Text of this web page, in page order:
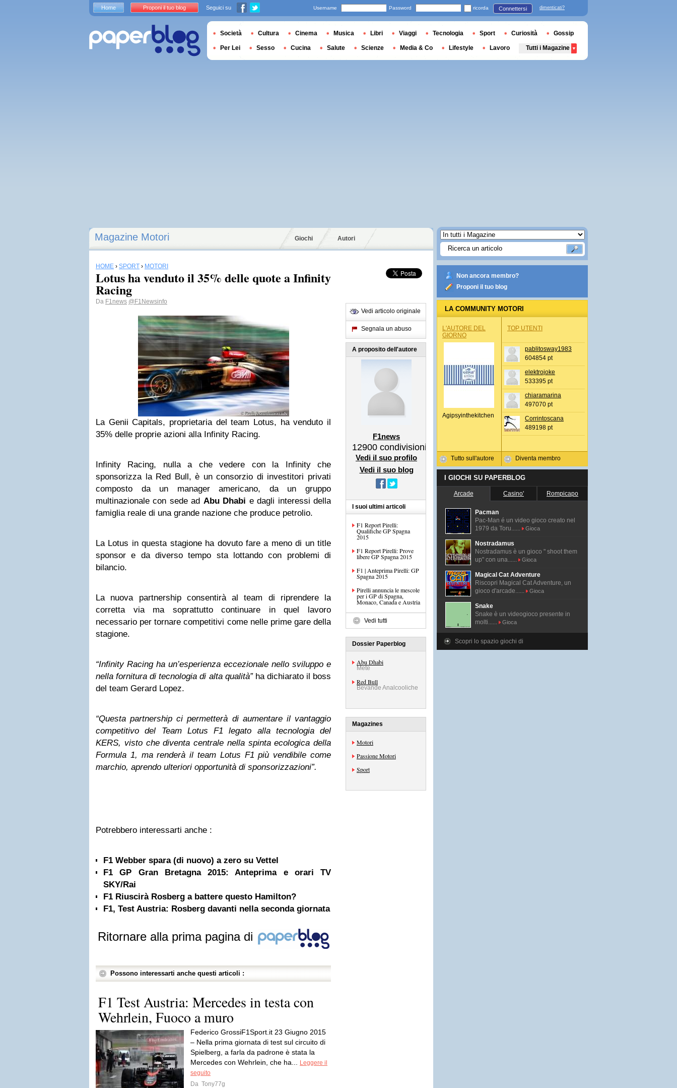
Magazine Motori Giochi Autori
HOME › SPORT › MOTORI
Lotus ha venduto il 35% delle quote a Infinity
Racing
Da F1news @F1Newsinfo
La Genii Capitals, proprietaria del team Lotus, ha venduto il
35% delle proprie azioni alla Infinity Racing.
Infinity Racing, nulla a che vedere con la Infinity che
sponsorizza la Red Bull, è un consorzio di investitori privati
composto da un manager americano, da un gruppo
multinazionale con sede ad Abu Dhabi e dagli interessi della
famiglia reale di una grande nazione che produce petrolio.
La Lotus in questa stagione ha dovuto fare a meno di un title
sponsor e da diverso tempo sta lottando con problemi di
bilancio.
La nuova partnership consentirà al team di riprendere la
corretta via ma soprattutto continuare in quel lavoro
necessario per tornare competitivi come nelle prime gare della
stagione.
“Infinity Racing ha un’esperienza eccezionale nello sviluppo e
nella fornitura di tecnologia di alta qualità”ha dichiarato il boss
del team Gerard Lopez.
“Questa partnership ci permetterà di aumentare il vantaggio
competitivo del Team Lotus F1 legato alla tecnologia del
KERS, visto che diventa centrale nella spinta ecologica della
Formula 1, ma renderà il team Lotus F1 più vendibile come
marchio, aprendo ulteriori opportunità di sponsorizzazioni”.
Potrebbero interessarti anche :
F1 Webber spara (di nuovo) a zero su Vettel
F1 GP Gran Bretagna 2015: Anteprima e orari TV
SKY/Rai
F1 Riuscirà Rosberg a battere questo Hamilton?
F1, Test Austria: Rosberg davanti nella seconda giornata
Ritornare alla prima pagina di
Possono interessarti anche questi articoli :
F1 Test Austria: Mercedes in testa con
Wehrlein, Fuoco a muro
Federico GrossiF1Sport.it 23 Giugno 2015
– Nella prima giornata di test sul circuito di
Spielberg, a farla da padrone è stata la
Mercedes con Wehrlein, che ha...
Leggere il
seguito
Da Tony77g
Vedi articolo originale
Segnala un abuso
A proposito dell'autore
F1news
12900 condivisioni
Vedi il suo profilo
Vedi il suo blog
I suoi ultimi articoli
F1 Report Pirelli:
Qualifiche GP Spagna
2015
F1 Report Pirelli: Prove
libere GP Spagna 2015
F1 | Anteprima Pirelli: GP
Spagna 2015
Pirelli annuncia le mescole
per i GP di Spagna,
Monaco, Canada e Austria
Vedi tutti
Dossier Paperblog
Abu Dhabi
Mete
Red Bull
Bevande Analcooliche
Magazines
Motori
Passione Motori
Sport
Non ancora membro?
Proponi il tuo blog
LA COMMUNITY MOTORI
L'AUTORE DEL
GIORNO
Agipsyinthekitchen
Tutto sull'autore
TOP UTENTI
pablitosway1983
604854 pt
elektrojoke
533395 pt
chiaramarina
497070 pt
Corrintoscana
489198 pt
Diventa membro
I GIOCHI SU PAPERBLOG
Arcade Casino' Rompicapo
Pacman
Pac-Man é un video gioco creato nel
1979 da Toru......
Gioca
Nostradamus
Nostradamus è un gioco " shoot them
up" con una......
Gioca
Magical Cat Adventure
Riscopri Magical Cat Adventure, un
gioco d'arcade......
Gioca
Snake
Snake è un videogioco presente in
molti......
Gioca
Scopri lo spazio giochi di
Home Proponi il tuo blog Seguici su Username Password ricorda Connettersi dimenticati?
Società Cultura Cinema Musica Libri Viaggi Tecnologia Sport Curiosità Gossip
Per Lei Sesso Cucina Salute Scienze Media & Co Lifestyle Lavoro Tutti i Magazine